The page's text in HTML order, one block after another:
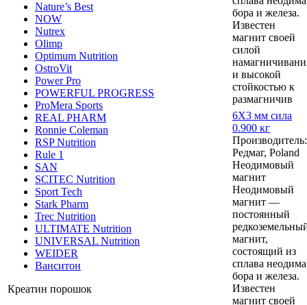
Nature’s Best
NOW
Nutrex
Olimp
Optimum Nutrition
OstroVit
Power Pro
POWERFUL PROGRESS
ProMera Sports
REAL PHARM
Ronnie Coleman
RSP Nutrition
Rule 1
SAN
SCITEC Nutrition
Sport Tech
Stark Pharm
Trec Nutrition
ULTIMATE Nutrition
UNIVERSAL Nutrition
WEIDER
Ванситон
Креатин порошок
бора и железа.
Известен
магнит своей
силой
и высокой
стойкостью к
размагничив
6Х3 мм сила
0.900 кг
Производитель:
Редмаг, Poland
Неодимовый
магнит
Неодимовый
магнит —
постоянный
магнит,
состоящий из
сплава
бора и железа.
Известен
магнит своей